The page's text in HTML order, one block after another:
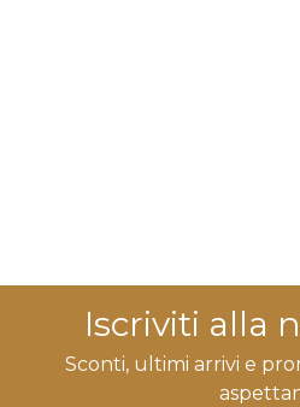
Iscriviti alla
Sconti, ultimi arrivi e